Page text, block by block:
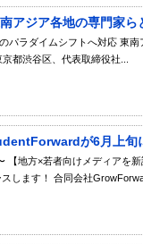
アジア各地の専門家
パラダイムシフトへ対応 東
都渋谷区、代表取締役社...
が6月上旬
地方×若者向けメディアを
します！ 合同会社